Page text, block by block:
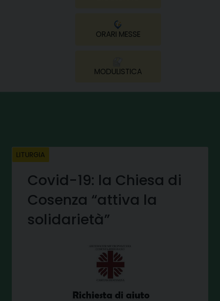
ORARI MESSE
MODULISTICA
LITURGIA
Covid-19: la Chiesa di
Cosenza “attiva la
solidarietà”